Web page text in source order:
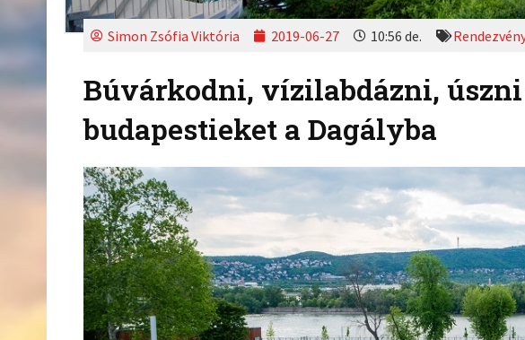
Simon Zsófia Viktória 2019-06-27 10:56 de.
Búvárkodni, vízilabdázni,
budapestieket a Dagályba